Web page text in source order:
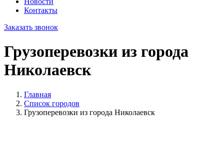
Контакты
Заказать звонок
Грузоперевозки из города
Николаевск
Главная
Список городов
Грузоперевозки из города Николаевск